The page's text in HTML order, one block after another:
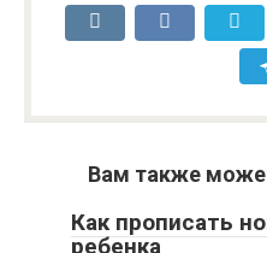
Вам также
Как прописать
ребенка